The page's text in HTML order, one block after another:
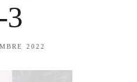
3
2022